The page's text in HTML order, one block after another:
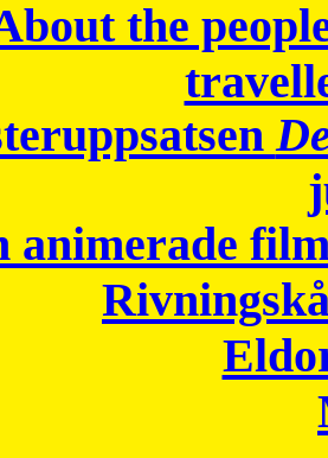
the
animerade